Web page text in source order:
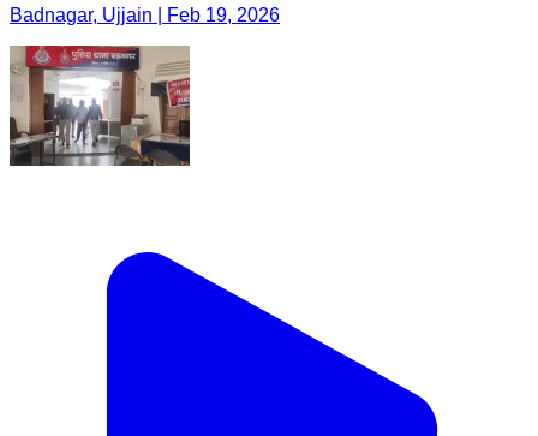
Badnagar, Ujjain | Feb 19, 2026